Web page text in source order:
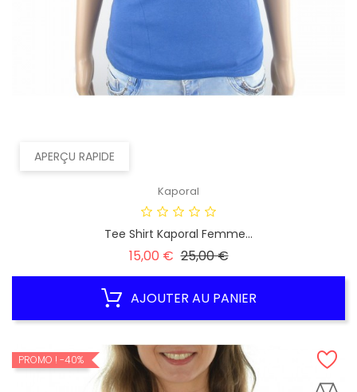
APERÇU RAPIDE
Kaporal
Tee Shirt Kaporal Femme...
15,00 € Prix
25,00 €Prix
AJOUTER AU PANIER
PROMO ! -40%